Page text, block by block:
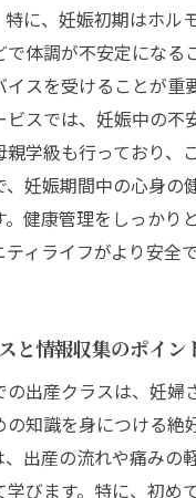
に、妊娠初期はホル
で体調が不安定になる
スを受けることが重
ビスでは、妊娠中の不
学級も行っており、
妊娠期間中の心身の
健康管理をしっかり
ィライフがより安全
と情報収集のポイン
出産クラスは、妊婦
知識を身につける絶
出産の流れや痛みの
びます。特に、初め